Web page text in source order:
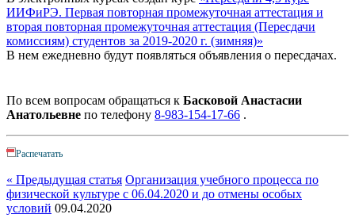
ИИФиРЭ. Первая повторная промежуточная аттестация и
вторая повторная промежуточная аттестация (Пересдачи
комиссиям) студентов за 2019-2020 г. (зимняя)»
В нем ежедневно будут появляться объявления о пересдачах.
По всем вопросам обращаться к Басковой Анастасии
Анатольевне по телефону 8-983-154-17-66 .
Распечатать
« Предыдущая статья Организация учебного процесса по
физической культуре с 06.04.2020 и до отмены особых
условий 09.04.2020